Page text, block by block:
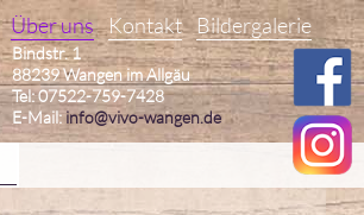
Bindstr. 1
88239 Wangen im Allgäu
Tel: 07522-759-7428
E-Mail: info@vivo-wangen.de
Über uns Kontakt Bildergalerie